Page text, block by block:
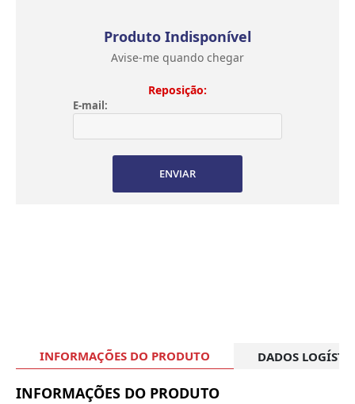
Produto Indisponível
Avise-me quando chegar
Reposição:
E-mail:
ENVIAR
INFORMAÇÕES DO PRODUTO DADOS
INFORMAÇÕES DO PRODUTO